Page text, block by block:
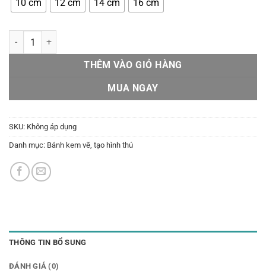
10 cm 12 cm 14 cm 16 cm
Bánh kem con gấu số lượng
THÊM VÀO GIỎ HÀNG
MUA NGAY
SKU: Không áp dụng
Danh mục: Bánh kem vẽ, tạo hình thú
THÔNG TIN BỔ SUNG
ĐÁNH GIÁ (0)